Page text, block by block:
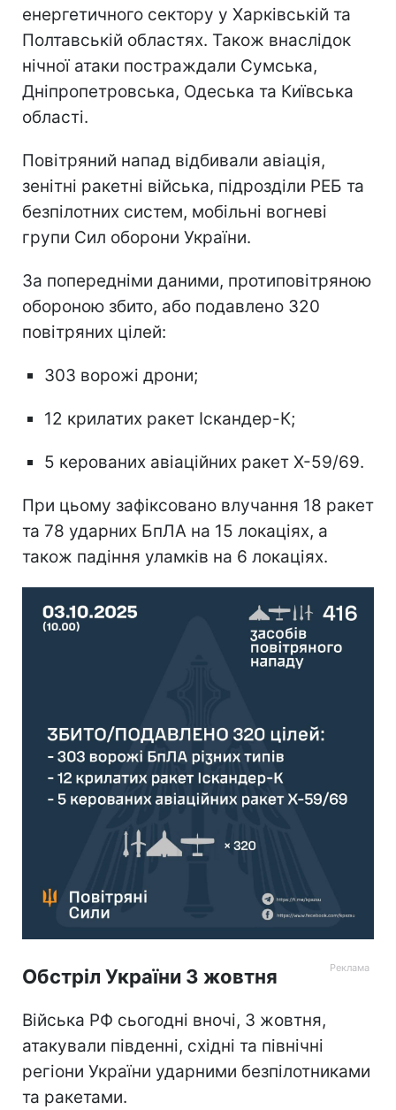
енергетичного сектору у Харківській та
Полтавській областях. Також внаслідок
нічної атаки постраждали Сумська,
Дніпропетровська, Одеська та Київська
області.
Повітряний напад відбивали авіація,
зенітні ракетні війська, підрозділи РЕБ та
безпілотних систем, мобільні вогневі
групи Сил оборони України.
За попередніми даними, протиповітряною
обороною збито, або подавлено 320
повітряних цілей:
303 ворожі дрони;
12 крилатих ракет Іскандер-К;
5 керованих авіаційних ракет Х-59/69.
При цьому зафіксовано влучання 18 ракет
та 78 ударних БпЛА на 15 локаціях, а
також падіння уламків на 6 локаціях.
Обстріл України 3 жовтня
Війська РФ сьогодні вночі, 3 жовтня,
атакували південні, східні та північні
регіони України ударними безпілотниками
та ракетами.